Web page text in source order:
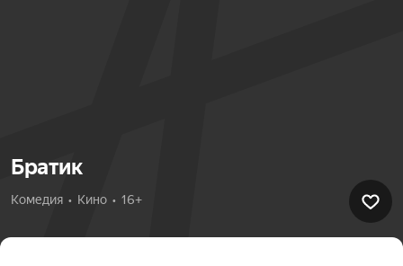
Братик
Комедия  •  Кино  •  16+